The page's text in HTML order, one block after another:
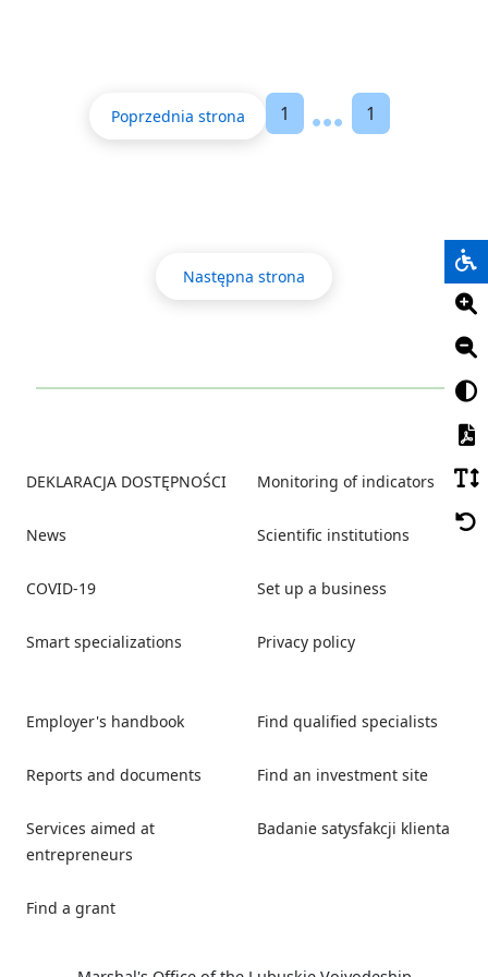
Poprzednia strona 1 1
Następna strona
DEKLARACJA DOSTĘPNOŚCI
News
COVID-19
Smart specializations
Monitoring of indicators
Scientific institutions
Set up a business
Privacy policy
Employer's handbook
Reports and documents
Services aimed at
entrepreneurs
Find a grant
Find qualified specialists
Find an investment site
Badanie satysfakcji klienta